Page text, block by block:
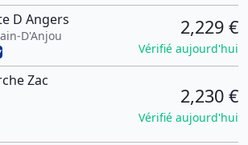
D Angers
D'Anjou
2,229 €
Vérifié aujourd'hui
Zac
2,230 €
Vérifié aujourd'hui